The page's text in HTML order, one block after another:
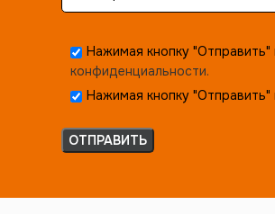
Нажимая кнопку
конфиденциальности.
Нажимая кнопку